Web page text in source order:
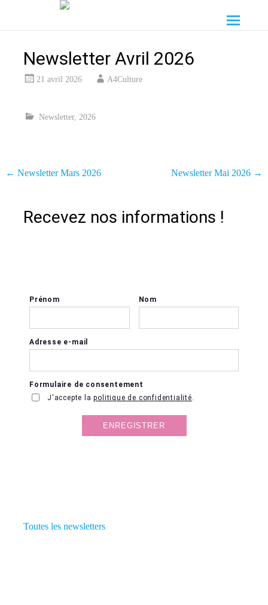
A4 Spectacle Vivant
Newsletter Avril 2026
21 avril 2026 A4Culture
Newsletter, 2026
Navigation
l'article
← Newsletter Mars 2026 Newsletter Mai 2026 →
Recevez nos informations !
Toutes les newsletters